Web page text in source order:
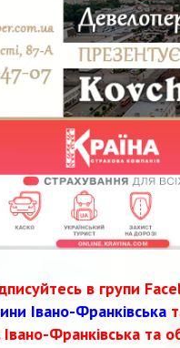
в групи
Івано-Франківська
Франківська та